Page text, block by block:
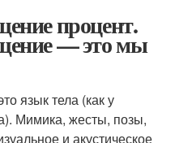
процент.
— это мы
язык тела (как у
Мимика, жесты, позы,
и акустическое